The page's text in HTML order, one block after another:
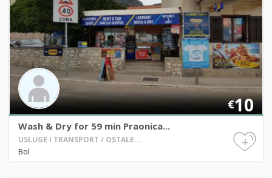
€10
Wash & Dry for 59 min Praonica...
USLUGE I TRANSPORT / OSTALE...
Bol
+